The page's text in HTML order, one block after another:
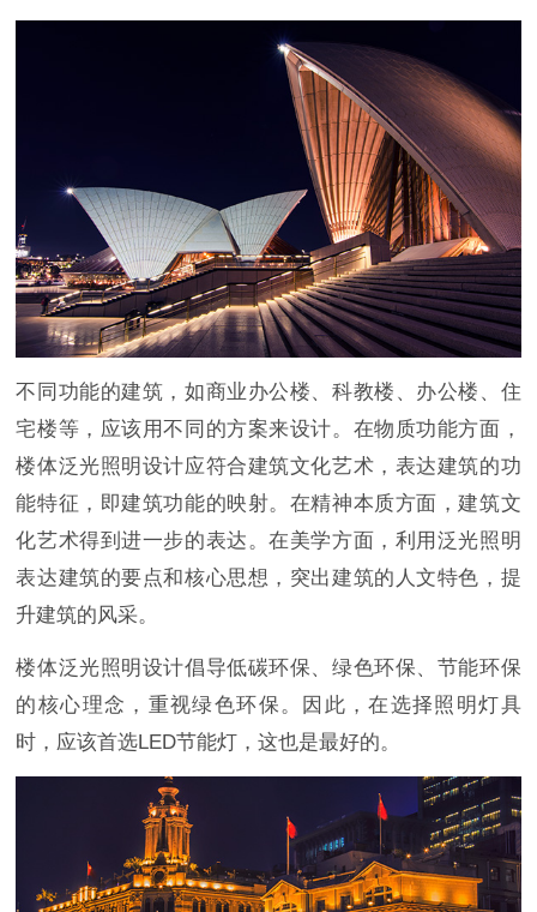
不同功能的建筑，如商业办公楼、科教楼、办公楼、住
宅楼等，应该用不同的方案来设计。在物质功能方面，
楼体泛光照明设计应符合建筑文化艺术，表达建筑的功
能特征，即建筑功能的映射。在精神本质方面，建筑文
化艺术得到进一步的表达。在美学方面，利用泛光照明
表达建筑的要点和核心思想，突出建筑的人文特色，提
升建筑的风采。
楼体泛光照明设计倡导低碳环保、绿色环保、节能环保
的核心理念，重视绿色环保。因此，在选择照明灯具
时，应该首选LED节能灯，这也是最好的。